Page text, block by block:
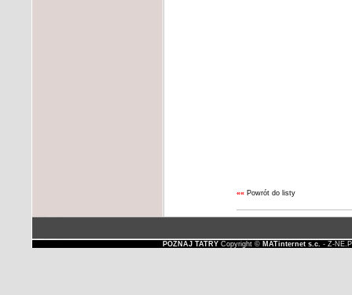
«« Powrót do listy
POZNAJ TATRYCopyright © MATinternet s.c. - Z-